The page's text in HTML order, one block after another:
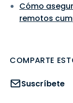
Cómo
remotos
COMPARTE
Suscríbete